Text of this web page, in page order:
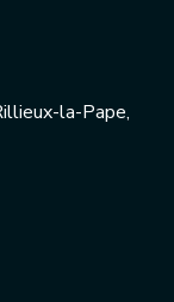
la-Pape,